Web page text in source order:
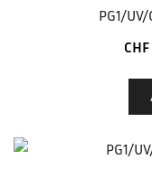
PG1/
CHF